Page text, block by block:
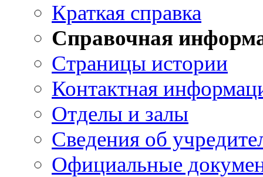
Краткая справка
Справочная
Страницы истории
Контактная
Отделы и залы
Сведения об
Официальные